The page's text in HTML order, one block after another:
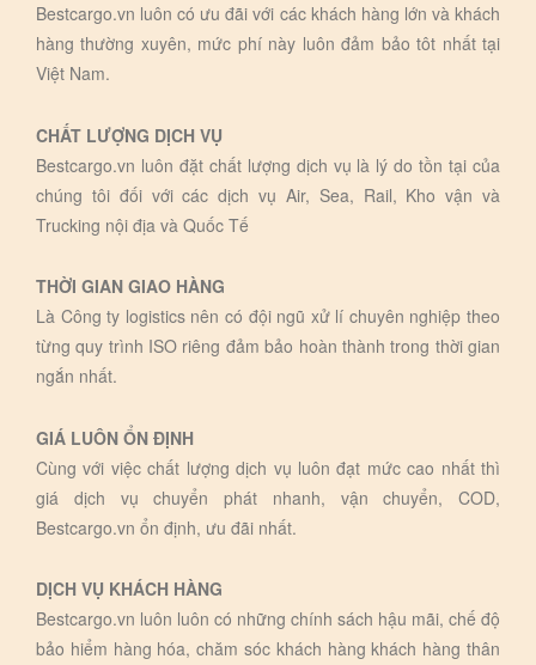
Bestcargo.vn luôn có ưu đãi với các khách hàng lớn và khách
hàng thường xuyên, mức phí này luôn đảm bảo tôt nhất tại
Việt Nam.
CHẤT LƯỢNG DỊCH VỤ
Bestcargo.vn luôn đặt chất lượng dịch vụ là lý do tồn tại của
chúng tôi đối với các dịch vụ Air, Sea, Rail, Kho vận và
Trucking nội địa và Quốc Tế
THỜI GIAN GIAO HÀNG
Là Công ty logistics nên có đội ngũ xử lí chuyên nghiệp theo
từng quy trình ISO riêng đảm bảo hoàn thành trong thời gian
ngắn nhất.
GIÁ LUÔN ỔN ĐỊNH
Cùng với việc chất lượng dịch vụ luôn đạt mức cao nhất thì
giá dịch vụ chuyển phát nhanh, vận chuyển, COD,
Bestcargo.vn ổn định, ưu đãi nhất.
DỊCH VỤ KHÁCH HÀNG
Bestcargo.vn luôn luôn có những chính sách hậu mãi, chế độ
bảo hiểm hàng hóa, chăm sóc khách hàng khách hàng thân